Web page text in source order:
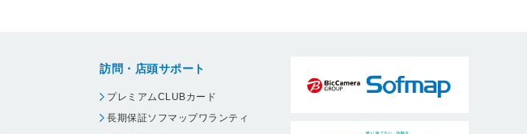
訪問・店頭サポート
プレミアムCLUBカード
長期保証ソフマップワランティ